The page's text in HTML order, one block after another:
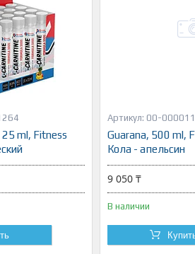
ml, Fitness
00-
Guarana, 500 ml,
Кола - апельсин
9 050 ₸
В наличии